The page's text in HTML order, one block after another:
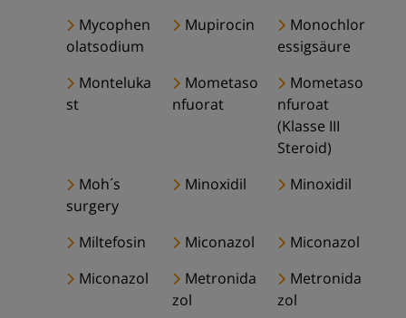
Mycophen
olatsodium
Mupirocin
Monochlor
essigsäure
Monteluka
st
Mometaso
nfuorat
Mometaso
nfuroat
(Klasse III
Steroid)
Moh´s
surgery
Minoxidil Minoxidil
Miltefosin Miconazol
Miconazol
Miconazol
Metronida
zol
Metronida
zol